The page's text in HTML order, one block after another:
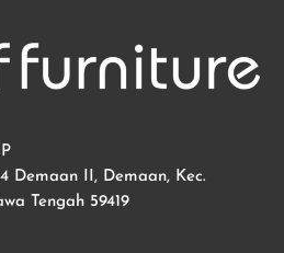
Demaan II, Demaan, Kec.
Tengah 59419